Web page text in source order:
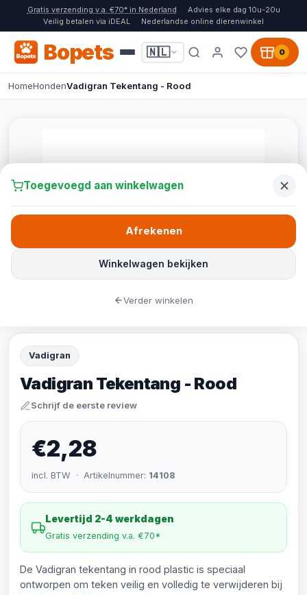
Gratis verzending v.a. €70* in Nederland
Advies elke dag 10u-20u
Veilig betalen via iDEAL
Nederlandse online dierenwinkel
Bopets 🇳🇱 0
HomeHondenVadigran Tekentang - Rood
Vadigran
Vadigran Tekentang - Rood
Schrijf de eerste review
€2,28
incl. BTW · Artikelnummer: 14108
Levertijd 2-4 werkdagen
Gratis verzending v.a. €70*
De Vadigran tekentang in rood plastic is speciaal
ontworpen om teken veilig en volledig te verwijderen bij
Toegevoegd aan winkelwagen
Winkelwagen bekijken
Afrekenen
Verder winkelen